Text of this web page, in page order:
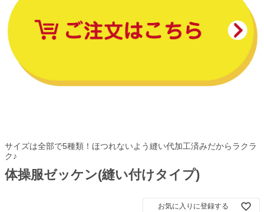
サイズは全部で5種類！ほつれないよう縫い代加工済みだからラクラ
ク♪
体操服ゼッケン(縫い付けタイプ)
お気に入りに登録する